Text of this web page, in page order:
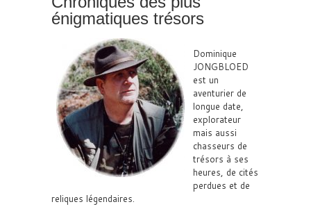
énigmatiques trésors
Dominique
JONGBLOED
est un
aventurier de
longue date,
explorateur
mais aussi
chasseurs de
trésors à ses
heures, de cités
perdues et de
reliques légendaires.